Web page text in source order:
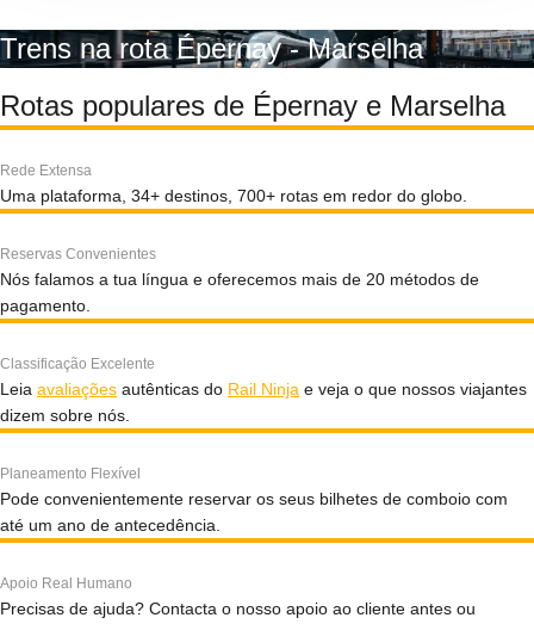
Trens na rota Épernay - Marselha
Rotas populares de Épernay e Marselha
Rede Extensa
Uma plataforma, 34+ destinos, 700+ rotas em redor do globo.
Reservas Convenientes
Nós falamos a tua língua e oferecemos mais de 20 métodos de
pagamento.
Classificação Excelente
Leia avaliações autênticas do Rail Ninja e veja o que nossos viajantes
dizem sobre nós.
Planeamento Flexível
Pode convenientemente reservar os seus bilhetes de comboio com
até um ano de antecedência.
Apoio Real Humano
Precisas de ajuda? Contacta o nosso apoio ao cliente antes ou